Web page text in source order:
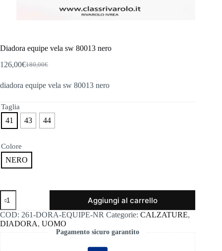
Diadora equipe vela sw 80013 nero
180,00€
Il
originale
126,00€Il
attuale
diadora equipe vela sw 80013 nero
Taglia
41 43 44
Colore
NERO
Diadora
equipe
vela
sw
80013
Aggiungi al carrello
COD: 261-DORA-EQUIPE-NR Categorie: CALZATURE,
DIADORA, UOMO
Pagamento sicuro garantito